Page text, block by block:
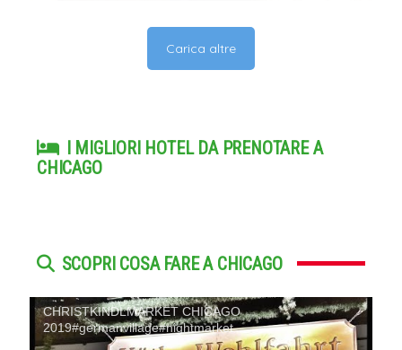
Carica altre
I MIGLIORI HOTEL DA PRENOTARE A
CHICAGO
SCOPRI COSA FARE A CHICAGO
CHRISTKINDLMARKET CHICAGO
2019#germanvillage#nightmarket